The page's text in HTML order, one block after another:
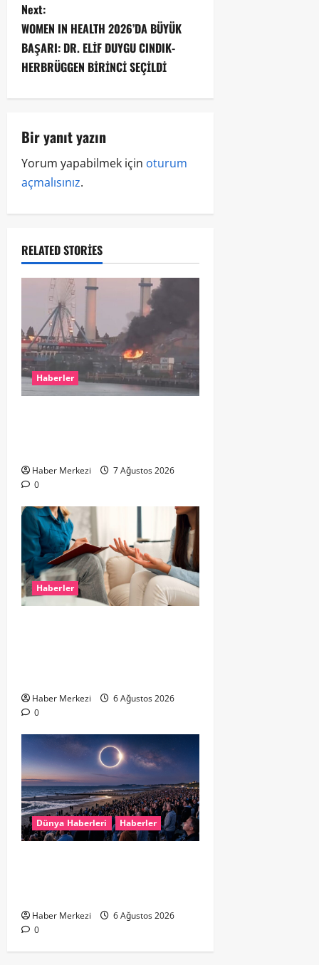
Next:
WOMEN IN HEALTH 2026’DA BÜYÜK
BAŞARI: DR. ELİF DUYGU CINDIK-
HERBRÜGGEN BİRİNCİ SEÇİLDİ
Bir yanıt yazın
Yorum yapabilmek için oturum
açmalısınız.
RELATED STORIES
Haberler
Haber Merkezi
7 Ağustos 2026
0
Haberler
Haber Merkezi
6 Ağustos 2026
0
Dünya Haberleri Haberler
Haber Merkezi
6 Ağustos 2026
0